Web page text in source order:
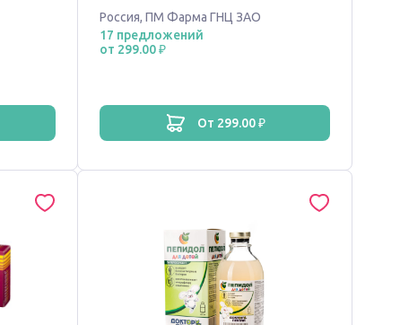
Россия,ПМ Фарма ГНЦ ЗАО
17 предложений
от 299.00 ₽
от 299.00 ₽